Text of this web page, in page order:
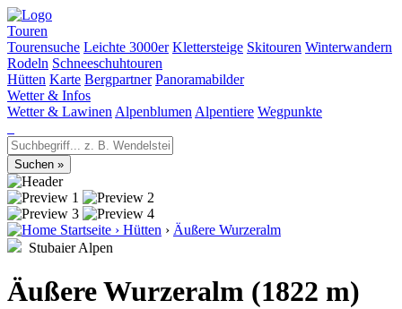
Touren
Tourensuche Leichte 3000er Klettersteige Skitouren Winterwandern
Rodeln Schneeschuhtouren
Hütten Karte Bergpartner Panoramabilder
Wetter & Infos
Wetter & Lawinen Alpenblumen Alpentiere Wegpunkte
Startseite › Hütten › Äußere Wurzeralm
Stubaier Alpen
Äußere Wurzeralm (1822 m)